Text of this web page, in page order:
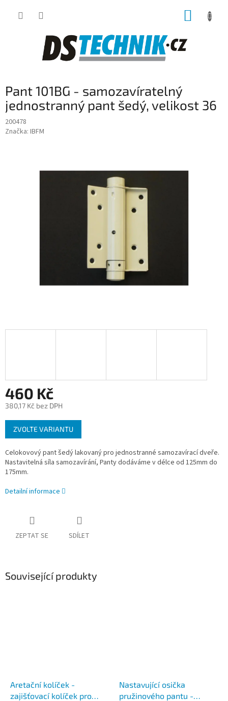
Pant 101BG - samozavíratelný
jednostranný pant šedý, velikost 36
200478
Značka: IBFM
460 Kč
380,17 Kč bez DPH
Měrná
cena:
ZVOLTE VARIANTU
Celokovový pant šedý lakovaný pro jednostranné samozavírací dveře.
Nastavitelná síla samozavírání, Panty dodáváme v délce od 125mm do
175mm.
Detailní informace
ZEPTAT SE SDÍLET
Související produkty
Aretační kolíček -
zajišťovací kolíček pro
Nastavující osička
pružinového pantu -